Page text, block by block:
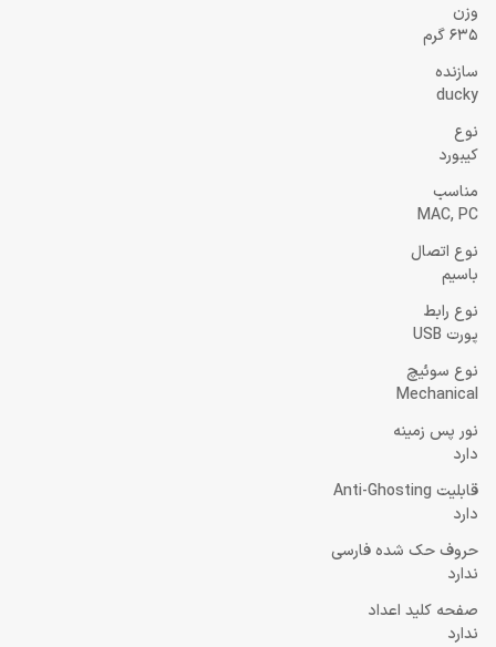
وزن
635 گرم
سازنده
ducky
نوع
کیبورد
مناسب
MAC, PC
نوع اتصال
باسیم
نوع رابط
پورت USB
نوع سوئیچ
Mechanical
نور پس زمینه
دارد
قابلیت Anti-Ghosting
دارد
حروف حک شده فارسی
ندارد
صفحه کلید اعداد
ندارد